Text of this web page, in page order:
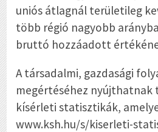
uniós átlagnál területileg
több régió nagyobb
bruttó hozzáadott
A társadalmi, gazdasági
megértéséhez nyújthatnak
kísérleti statisztikák,
www.ksh.hu/s/kiserleti-